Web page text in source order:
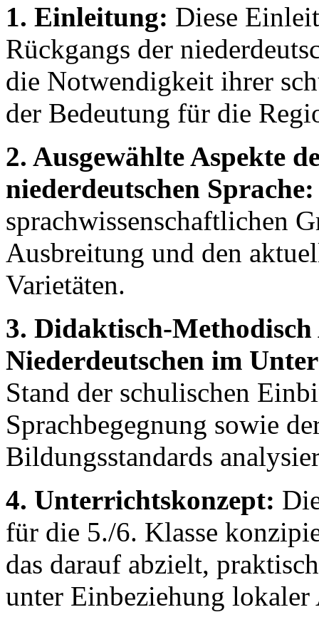
1. Einleitung: Diese
Rückgangs der
die Notwendigkeit ihrer
der Bedeutung für die
2. Ausgewählte Aspekte
niederdeutschen Sprache:
sprachwissenschaftlichen
Ausbreitung und den
Varietäten.
3. Didaktisch-
Niederdeutschen im
Stand der schulischen
Sprachbegegnung sowie
Bildungsstandards
4. Unterrichtskonzept:
für die 5./6. Klasse
das darauf abzielt,
unter Einbeziehung